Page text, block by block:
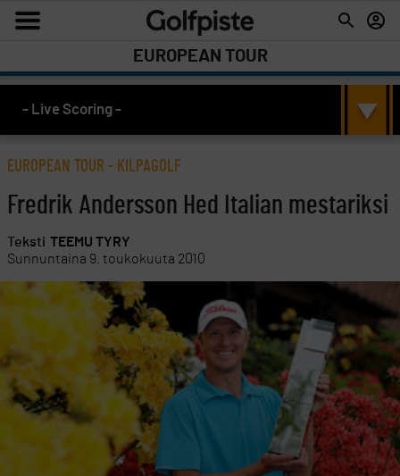
EUROPEAN TOUR
- Live Scoring -
EUROPEAN TOUR - KILPAGOLF
Fredrik Andersson Hed Italian mestariksi
Teksti TEEMU TYRY
Sunnuntaina 9. toukokuuta 2010